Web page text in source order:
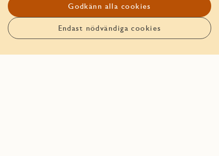
In English - Buying a freehold apartment
In English - Security Package
Godkänn alla cookies
Endast nödvändiga cookies